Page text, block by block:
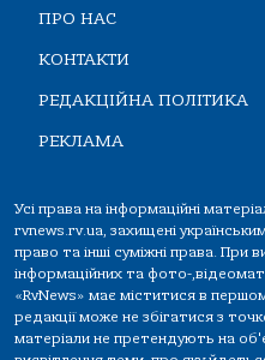
ПРО НАС
КОНТАКТИ
РЕДАКЦІЙНА ПОЛІТИКА
РЕКЛАМА
Усі права на інформаційні
rvnews.rv.ua, захищені
право та інші суміжні права. При
інформаційних та фото-
«RvNews» має міститися в
редакції може не збігатися з
матеріали не претендують на